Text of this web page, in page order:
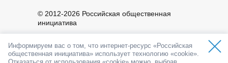
© 2012-2026 Российская общественная
инициатива
По вопросам работы портала обращайтесь:
info@roi.ru
Информируем вас о том, что интернет-ресурс «Российская
общественная инициатива» использует технологию «cookie».